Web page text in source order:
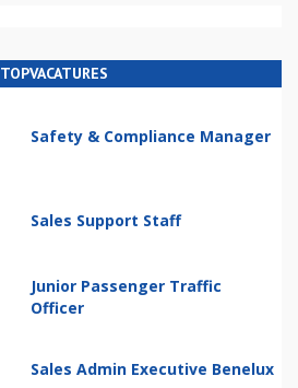
TOPVACATURES
Safety & Compliance Manager
Sales Support Staff
Junior Passenger Traffic
Officer
Sales Admin Executive Benelux